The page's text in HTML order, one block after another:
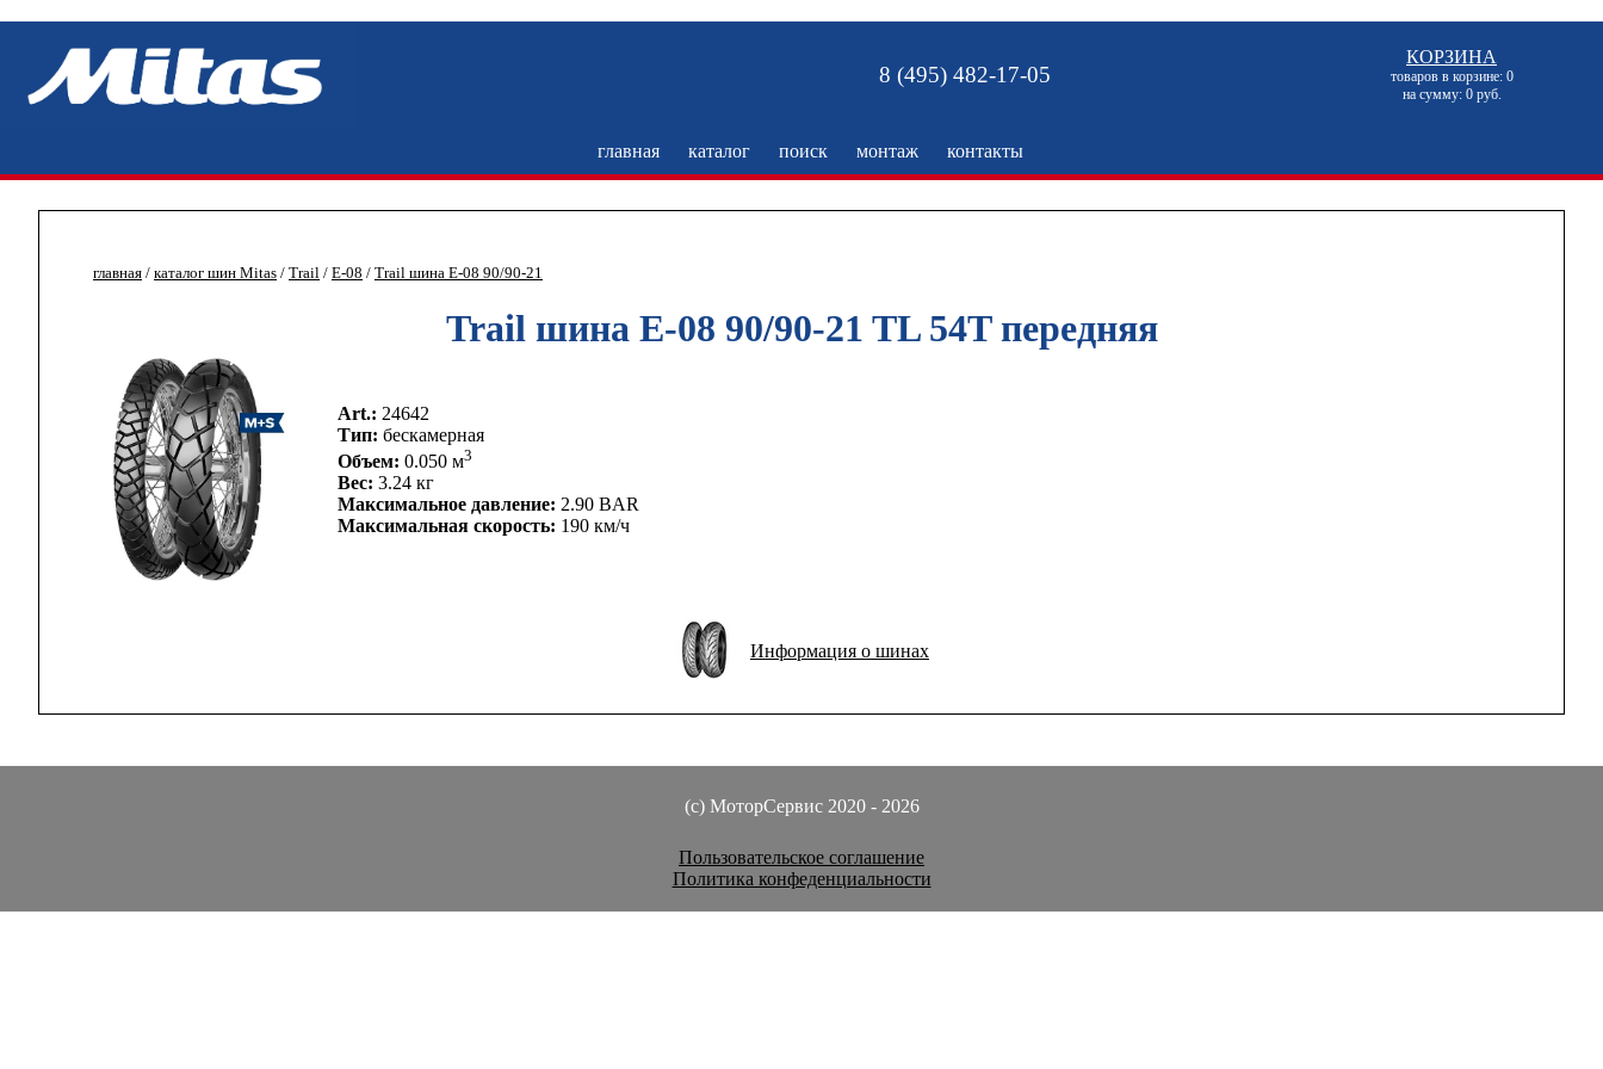
8 (495) 482-17-05
КОРЗИНА
товаров в корзине: 0
на сумму: 0 руб.
главная каталог поиск монтаж контакты
главная / каталог шин Mitas / Trail / E-08 / Trail шина E-08 90/90-21
Trail шина E-08 90/90-21 TL 54T передняя
Art.: 24642
Тип: бескамерная
Объем: 0.050 м3
Вес: 3.24 кг
Максимальное давление: 2.90 BAR
Максимальная скорость: 190 км/ч
Информация о шинах
(c) МоторСервис 2020 - 2026
Пользовательское соглашение
Политика конфеденциальности